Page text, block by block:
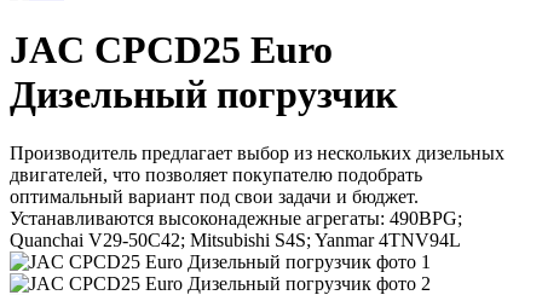
JAC CPCD25 Euro
Дизельный погрузчик
Производитель предлагает выбор из нескольких дизельных
двигателей, что позволяет покупателю подобрать
оптимальный вариант под свои задачи и бюджет.
Устанавливаются высоконадежные агрегаты: 490BPG;
Quanchai V29-50C42; Mitsubishi S4S; Yanmar 4TNV94L